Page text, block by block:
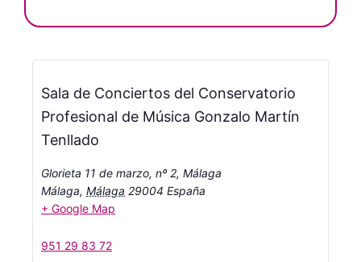
Sala de Conciertos del Conservatorio
Profesional de Música Gonzalo Martín
Tenllado
Glorieta 11 de marzo, nº 2, Málaga
Málaga, Málaga 29004 España
+ Google Map
951 29 83 72